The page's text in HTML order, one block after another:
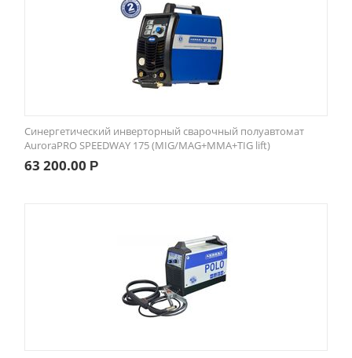
Синергетический инверторный сварочный полуавтомат
AuroraPRO SPEEDWAY 175 (MIG/MAG+MMA+TIG lift)
63 200.00 Р